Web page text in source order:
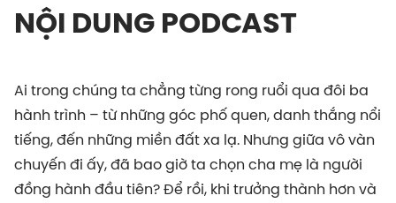
NỘI DUNG PODCAST
Ai trong chúng ta chẳng từng rong ruổi qua đôi ba
hành trình – từ những góc phố quen, danh thắng nổi
tiếng, đến những miền đất xa lạ. Nhưng giữa vô vàn
chuyến đi ấy, đã bao giờ ta chọn cha mẹ là người
đồng hành đầu tiên? Để rồi, khi trưởng thành hơn và